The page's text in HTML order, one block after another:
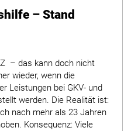
– Stand
– das kann doch nicht
wieder, wenn die
Leistungen bei GKV- und
werden. Die Realität ist:
nach mehr als 23 Jahren
Konsequenz: Viele